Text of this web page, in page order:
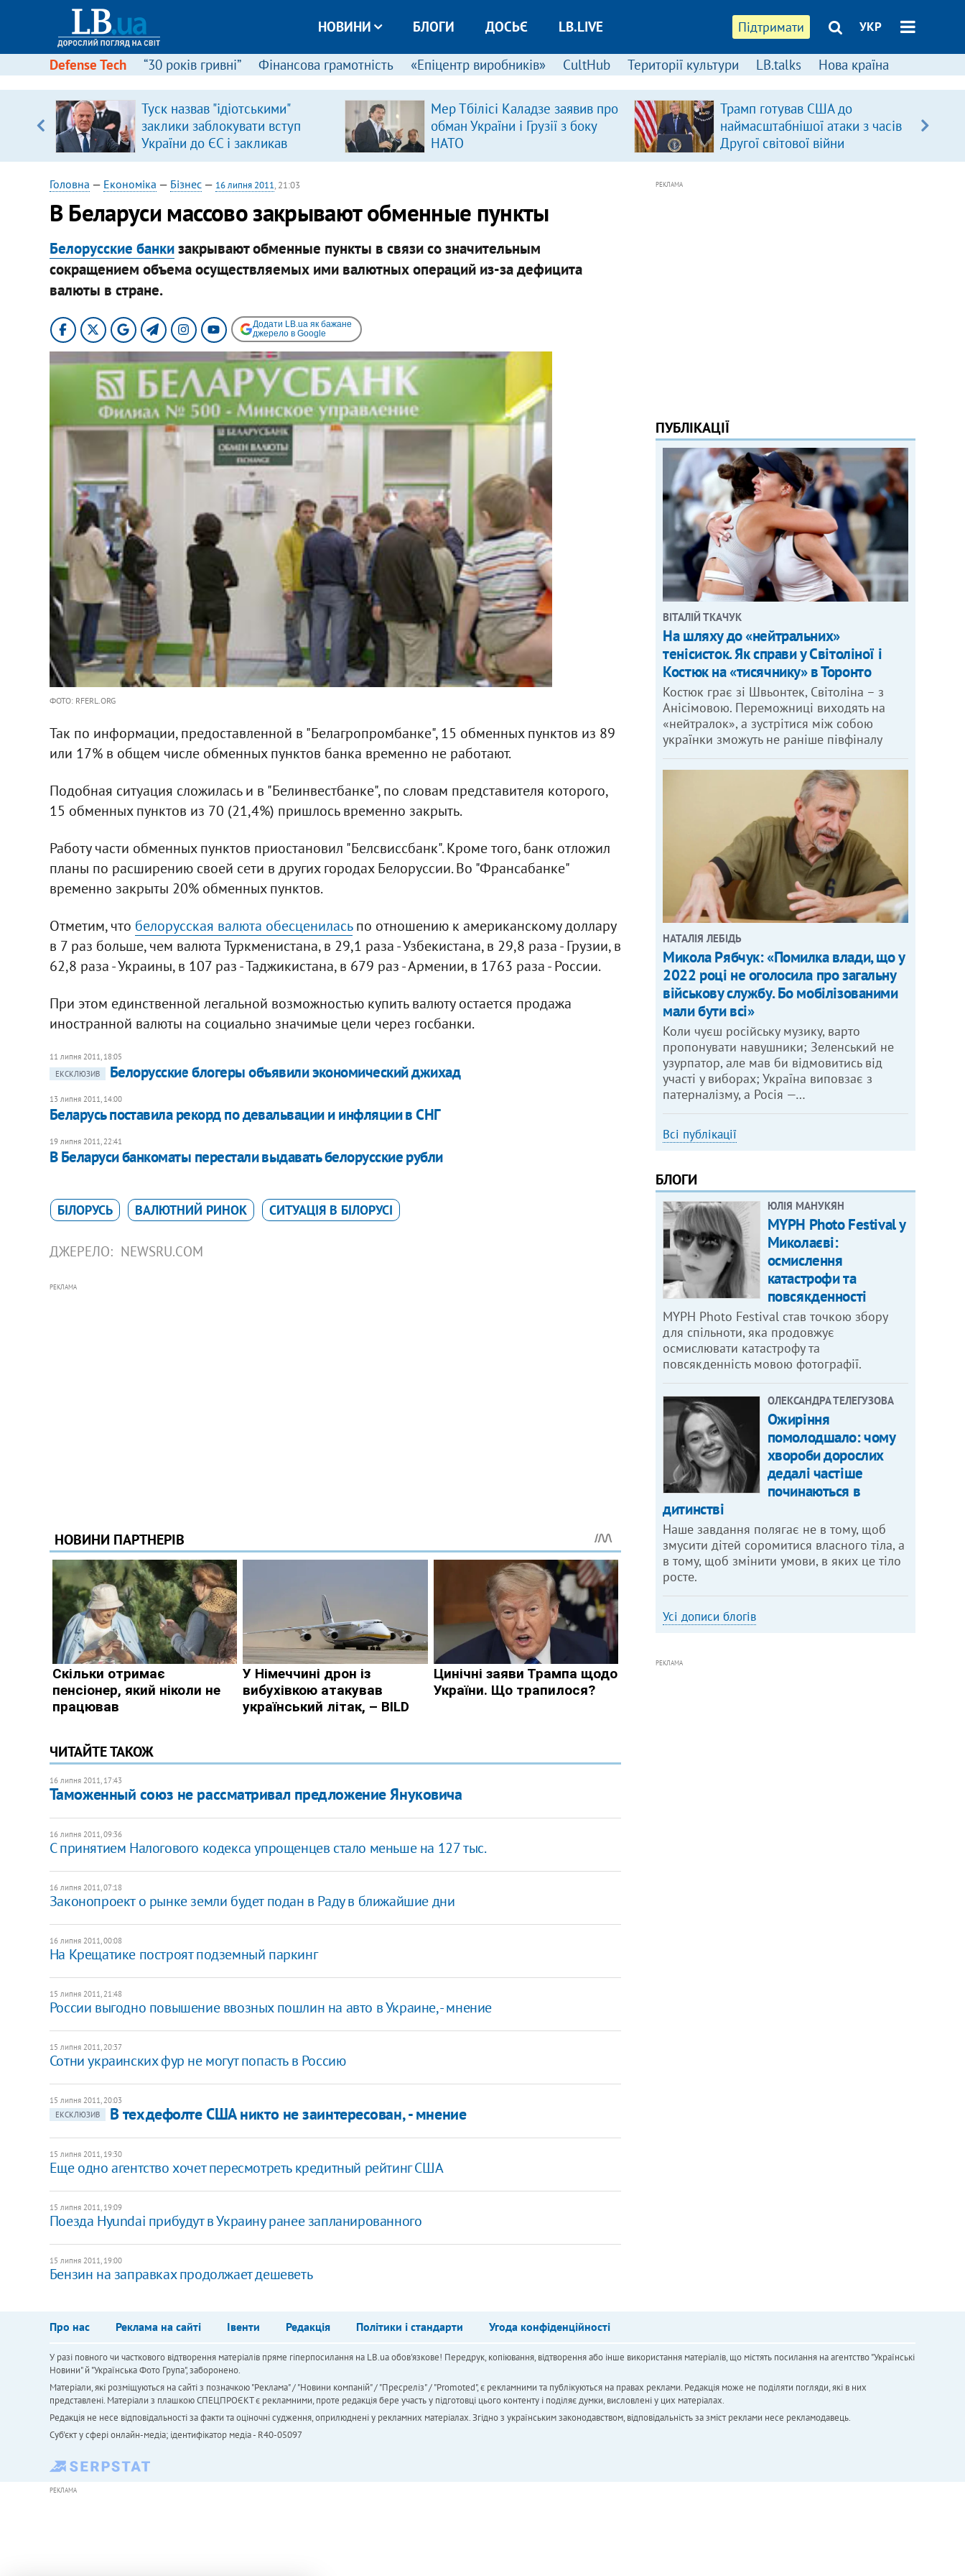
Підтримати УКР
НОВИНИ БЛОГИ ДОСЬЄ LB.LIVE
Defense Tech “30 років гривні” Фінансова грамотність «Епіцентр виробників» CultHub Території культури LB.talks Нова країна
Туск назвав "ідіотськими"
заклики заблокувати вступ
України до ЄС і закликав
припинити антиукраїнську
риторику
Мер Тбілісі Каладзе заявив про
обман України і Грузії з боку
НАТО
Трамп готував США до
наймасштабнішої атаки з часів
Другої світової війни
Головна — Економіка — Бізнес— 16 липня 2011, 21:03
В Беларуси массово закрывают обменные пункты
Белорусские банкизакрывают обменные пункты в связи со значительным
сокращением объема осуществляемых ими валютных операций из-за дефицита
валюты в стране.
Додати LB.ua як бажане
джерело в Google
ФОТО: RFERL.ORG
Так по информации, предоставленной в "Белагропромбанке", 15 обменных пунктов из 89
или 17% в общем числе обменных пунктов банка временно не работают.
Подобная ситуация сложилась и в "Белинвестбанке", по словам представителя которого,
15 обменных пунктов из 70 (21,4%) пришлось временно закрыть.
Работу части обменных пунктов приостановил "Белсвиссбанк". Кроме того, банк отложил
планы по расширению своей сети в других городах Белоруссии. Во "Франсабанке"
временно закрыты 20% обменных пунктов.
Отметим, что белорусская валюта обесцениласьпо отношению к американскому доллару
в 7 раз больше, чем валюта Туркменистана, в 29,1 раза - Узбекистана, в 29,8 раза - Грузии, в
62,8 раза - Украины, в 107 раз - Таджикистана, в 679 раз - Армении, в 1763 раза - России.
При этом единственной легальной возможностью купить валюту остается продажа
иностранной валюты на социально значимые цели через госбанки.
11 липня 2011, 18:05
ЕКСКЛЮЗИВ
Белорусские блогеры объявили экономический джихад
13 липня 2011, 14:00
Беларусь поставила рекорд по девальвации и инфляции в СНГ
19 липня 2011, 22:41
В Беларуси банкоматы перестали выдавать белорусские рубли
БІЛОРУСЬ ВАЛЮТНИЙ РИНОК СИТУАЦІЯ В БІЛОРУСІ
ДЖЕРЕЛО: NEWSRU.COM
РЕКЛАМА
ЧИТАЙТЕ ТАКОЖ
16 липня 2011, 17:43
Таможенный союз не рассматривал предложение Януковича
16 липня 2011, 09:36
​С принятием Налогового кодекса упрощенцев стало меньше на 127 тыс.
16 липня 2011, 07:18
​Законопроект о рынке земли будет подан в Раду в ближайшие дни
16 липня 2011, 00:08
​На Крещатике построят подземный паркинг
15 липня 2011, 21:48
России выгодно повышение ввозных пошлин на авто в Украине, - мнение
15 липня 2011, 20:37
Сотни украинских фур не могут попасть в Россию
15 липня 2011, 20:03
ЕКСКЛЮЗИВ
В техдефолте США никто не заинтересован, - мнение
15 липня 2011, 19:30
Еще одно агентство хочет пересмотреть кредитный рейтинг США
15 липня 2011, 19:09
Поезда Hyundai прибудут в Украину ранее запланированного
15 липня 2011, 19:00
Бензин на заправках продолжает дешеветь
РЕКЛАМА
ПУБЛІКАЦІЇ
ВІТАЛІЙ ТКАЧУК
На шляху до «нейтральних»
тенісисток. Як справи у Світоліної і
Костюк на «тисячнику» в Торонто
Костюк грає зі Швьонтек, Світоліна – з
Анісімовою. Переможниці виходять на
«нейтралок», а зустрітися між собою
українки зможуть не раніше півфіналу
НАТАЛІЯ ЛЕБІДЬ
Микола Рябчук: «Помилка влади, що у
2022 році не оголосила про загальну
військову службу. Бо мобілізованими
мали бути всі»
Коли чуєш російську музику, варто
пропонувати навушники; Зеленський не
узурпатор, але мав би відмовитись від
участі у виборах; Україна виповзає з
патерналізму, а Росія —…
Всі публікації
БЛОГИ
ЮЛІЯ МАНУКЯН
MYPH Photo Festival у
Миколаєві:
осмислення
катастрофи та
повсякденності
MYPH Photo Festival став точкою збору
для спільноти, яка продовжує
осмислювати катастрофу та
повсякденність мовою фотографії.
ОЛЕКСАНДРА ТЕЛЕГУЗОВА
Ожиріння
помолодшало: чому
хвороби дорослих
дедалі частіше
починаються в
дитинстві
Наше завдання полягає не в тому, щоб
змусити дітей соромитися власного тіла, а
в тому, щоб змінити умови, в яких це тіло
росте.
Усі дописи блогів
РЕКЛАМА
Про нас Реклама на сайті Івенти Редакція Політики і стандарти Угода конфіденційності
У разі повного чи часткового відтворення матеріалів пряме гіперпосилання на LB.ua обов'язкове! Передрук, копіювання, відтворення або інше використання матеріалів, що містять посилання на агентство "Українськi
Новини" й "Українська Фото Група", заборонено.
Матеріали, які розміщуються на сайті з позначкою "Реклама" / "Новини компаній" / "Пресреліз" / "Promoted", є рекламними та публікуються на правах реклами. Редакція може не поділяти погляди, які в них
представлені. Матеріали з плашкою СПЕЦПРОЄКТ є рекламними, проте редакція бере участь у підготовці цього контенту і поділяє думки, висловлені у цих матеріалах.
Редакція не несе відповідальності за факти та оціночні судження, оприлюднені у рекламних матеріалах. Згідно з українським законодавством, відповідальність за зміст реклами несе рекламодавець.
Cуб'єкт у сфері онлайн-медіа; ідентифікатор медіа - R40-05097
РЕКЛАМА